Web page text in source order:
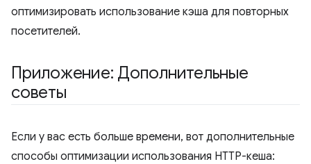
оптимизировать использование кэша для повторных
посетителей.
Приложение: Дополнительные
советы
Если у вас есть больше времени, вот дополнительные
способы оптимизации использования HTTP-кеша: